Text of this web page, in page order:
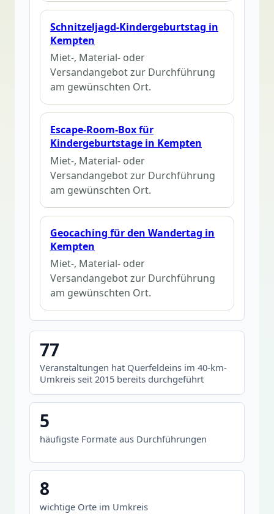
Schnitzeljagd-Kindergeburtstag in
Kempten
Miet-, Material- oder
Versandangebot zur Durchführung
am gewünschten Ort.
Escape-Room-Box für
Kindergeburtstage in Kempten
Miet-, Material- oder
Versandangebot zur Durchführung
am gewünschten Ort.
Geocaching für den Wandertag in
Kempten
Miet-, Material- oder
Versandangebot zur Durchführung
am gewünschten Ort.
77
Veranstaltungen hat Querfeldeins im 40-km-
Umkreis seit 2015 bereits durchgeführt
5
häufigste Formate aus Durchführungen
8
wichtige Orte im Umkreis